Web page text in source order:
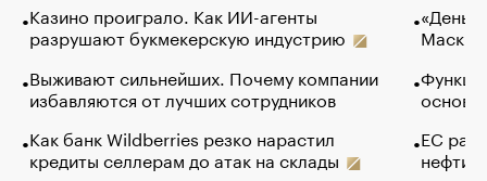
Казино проиграло. Как ИИ-агенты
разрушают букмекерскую индустрию
Выживают сильнейших. Почему компании
избавляются от лучших сотрудников
Как банк Wildberries резко нарастил
кредиты селлерам до атак на склады
Маск в
основ
ЕС
нефти